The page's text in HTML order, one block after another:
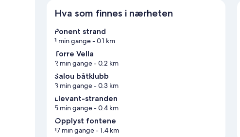
Hva som finnes i nærheten
Ponent strand
1 min gange- 0.1 km
Torre Vella
2 min gange- 0.2 km
Salou båtklubb
3 min gange- 0.3 km
Llevant-stranden
5 min gange- 0.4 km
Opplyst fontene
17 min gange- 1.4 km